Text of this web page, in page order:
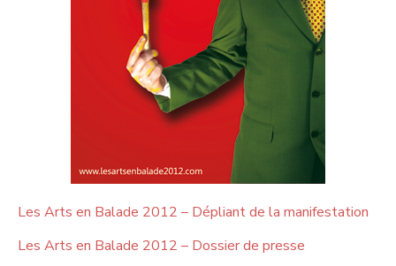
Les Arts en Balade 2012 – Dépliant de la manifestation
Les Arts en Balade 2012 – Dossier de presse